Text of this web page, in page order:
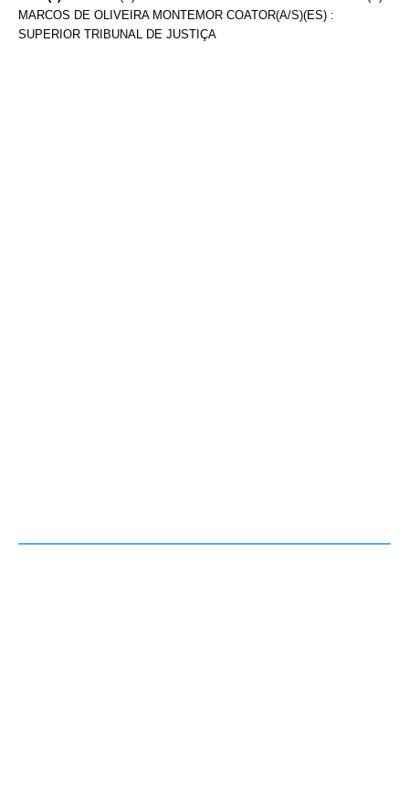
MARCOS DE OLIVEIRA MONTEMOR COATOR(A/S)(ES) :
SUPERIOR TRIBUNAL DE JUSTIÇA